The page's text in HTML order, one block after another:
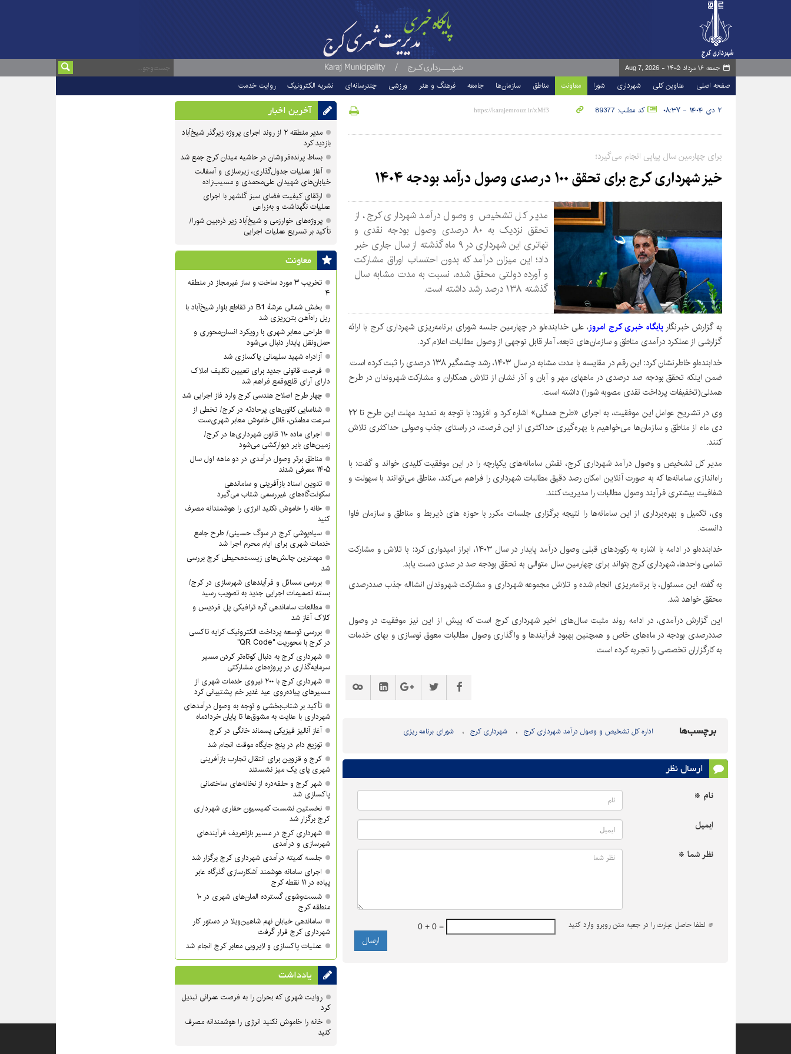
جمعه ۱۶ مرداد ۱۴۰۵ - Aug 7, 2026
صفحه اصلی عناوین کلی شهرداری شورا معاونت مناطق سازمان‌ها جامعه فرهنگ و هنر ورزشی چندرسانه‌ای نشریه الکترونیک روایت خدمت
۲ دی ۱۴۰۴ - ۰۸:۳۷ کد مطلب: 89377
برای چهارمین سال پیاپی انجام می‌گیرد؛
خیز شهرداری کرج برای تحقق ۱۰۰ درصدی وصول درآمد بودجه ۱۴۰۴
مدیر کل تشخیص و وصول درآمد شهرداری کرج، از
تحقق نزدیک به ۸۰ درصدی وصول بودجه نقدی و
تهاتری این شهرداری در ۹ ماه گذشته از سال جاری خبر
داد؛ این میزان درآمد که بدون احتساب اوراق مشارکت
و آورده دولتی محقق شده، نسبت به مدت مشابه سال
گذشته ۱۳۸ درصد رشد داشته است.
به گزارش خبرنگارپایگاه خبری کرج امروز، علی خدابنده‌لو در چهارمین جلسه شورای برنامه‌ریزی شهرداری کرج با ارائه
گزارشی از عملکرد درآمدی مناطق و سازمان‌های تابعه، آمار قابل توجهی از وصول مطالبات اعلام کرد.
خدابنده‌لو خاطرنشان کرد: این رقم در مقایسه با مدت مشابه در سال ۱۴۰۳، رشد چشمگیر ۱۳۸ درصدی را ثبت کرده است.
ضمن اینکه تحقق بودجه صد درصدی در ماههای مهر و آبان و آذر نشان از تلاش همکاران و مشارکت شهروندان در طرح
همدلی(تخفیفات پرداخت نقدی مصوبه شورا) داشته است.
وی در تشریح عوامل این موفقیت، به اجرای «طرح همدلی» اشاره کرد و افزود: با توجه به تمدید مهلت این طرح تا ۲۲
دی ماه از مناطق و سازمان‌ها می‌خواهیم با بهره‌گیری حداکثری از این فرصت، در راستای جذب وصولی حداکثری تلاش
کنند.
مدیر کل تشخیص و وصول درآمد شهرداری کرج، نقش سامانه‌های یکپارچه را در این موفقیت کلیدی خواند و گفت: با
راه‌اندازی سامانه‌ها که به صورت آنلاین امکان رصد دقیق مطالبات شهرداری را فراهم می‌کند، مناطق می‌توانند با سهولت و
شفافیت بیشتری فرآیند وصول مطالبات را مدیریت کنند.
وی، تکمیل و بهره‌برداری از این سامانه‌ها را نتیجه برگزاری جلسات مکرر با حوزه های ذیربط و مناطق و سازمان فاوا
دانست.
خدابنده‌لو در ادامه با اشاره به رکوردهای قبلی وصول درآمد پایدار در سال ۱۴۰۳، ابراز امیدواری کرد: با تلاش و مشارکت
تمامی واحدها، شهرداری کرج بتواند برای چهارمین سال متوالی به تحقق بودجه صد در صدی دست یابد.
به گفته این مسئول، با برنامه‌ریزی انجام شده و تلاش مجموعه شهرداری و مشارکت شهروندان انشااله جذب صددرصدی
محقق خواهد شد.
این گزارش درآمدی، در ادامه روند مثبت سال‌های اخیر شهرداری کرج است که پیش از این نیز موفقیت در وصول
صددرصدی بودجه در ماه‌های خاص و همچنین بهبود فرآیندها و واگذاری وصول مطالبات معوق نوسازی و بهای خدمات
به کارگزاران تخصصی را تجربه کرده است.
برچسب‌ها اداره کل تشخیص و وصول درآمد شهرداری کرج شهرداری کرج شورای برنامه ریزی
ارسال نظر
نام *
ایمیل
نظر شما *
* لطفا حاصل عبارت را در جعبه متن روبرو وارد کنید 0 + 0 =
آخرین اخبار
مدیر منطقه ۲ از روند اجرای پروژه زیرگذر شیخ‌آباد
بازدید کرد
بساط پرنده‌فروشان در حاشیه میدان کرج جمع شد
آغاز عملیات جدول‌گذاری، زیرسازی و آسفالت
خیابان‌های شهیدان علی‌محمدی و مسیب‌زاده
ارتقای کیفیت فضای سبز گلشهر با اجرای
عملیات نگهداشت و به‌زراعی
پروژه‌های خوارزمی و شیخ‌آباد زیر ذره‌بین شورا/
تأکید بر تسریع عملیات اجرایی
معاونت
تخریب ۳ مورد ساخت و ساز غیرمجاز در منطقه
۴
بخش شمالی عرشهٔ B1 در تقاطع بلوار شیخ‌آباد با
ریل راه‌آهن بتن‌ریزی شد
طراحی معابر شهری با رویکرد انسان‌محوری و
حمل‌ونقل پایدار دنبال می‌شود
آزادراه شهید سلیمانی پاکسازی شد
فرصت قانونی جدید برای تعیین تکلیف املاک
دارای آرای قلع‌وقمع فراهم شد
چهار طرح اصلاح هندسی کرج وارد فاز اجرایی شد
شناسایی کانون‌های پرحادثه در کرج/ تخطی از
سرعت مطمئن، قاتل خاموش معابر شهری‌ست
اجرای ماده ۱۱۰ قانون شهرداری‌ها در کرج/
زمین‌های بایر دیوارکشی می‌شود
مناطق برتر وصول درآمدی در دو ماهه اول سال
۱۴۰۵ معرفی شدند
تدوین اسناد بازآفرینی و ساماندهی
سکونت‌گاه‌های غیررسمی شتاب می‌گیرد
خانه را خاموش نکنید انرژی را هوشمندانه مصرف
کنید
سیاه‌پوشی کرج در سوگ حسینی/ طرح جامع
خدمات شهری برای ایام محرم اجرا شد
مهمترین چالش‌های زیست‌محیطی کرج بررسی
شد
بررسی مسائل و فرآیندهای شهرسازی در کرج/
بسته تصمیمات اجرایی جدید به تصویب رسید
مطالعات ساماندهی گره ترافیکی پل فردیس و
کلاک آغاز شد
بررسی توسعه پرداخت الکترونیک کرایه تاکسی
در کرج با محوریت "QR Code"
شهرداری کرج به دنبال کوتاه‌تر کردن مسیر
سرمایه‌گذاری در پروژه‌های مشارکتی
شهرداری کرج با ۲۰۰ نیروی خدمات شهری از
مسیرهای پیاده‌روی عید غدیر خم پشتیبانی کرد
تأکید بر شتاب‌بخشی و توجه به وصول درآمدهای
شهرداری با عنایت به مشوق‌ها تا پایان خردادماه
آغاز آنالیز فیزیکی پسماند خانگی در کرج
توزیع دام در پنج جایگاه موقت انجام شد
کرج و قزوین برای انتقال تجارب بازآفرینی
شهری پای یک میز نشستند
شهر کرج و حلقه‌دره از نخاله‌های ساختمانی
پاکسازی شد
نخستین نشست کمیسیون حفاری شهرداری
کرج برگزار شد
شهرداری کرج در مسیر بازتعریف فرآیندهای
شهرسازی و درآمدی
جلسه کمیته درآمدی شهرداری کرج برگزار شد
اجرای سامانه هوشمند آشکارسازی گذرگاه عابر
پیاده در ۱۱ نقطه کرج
شست‌وشوی گسترده المان‌های شهری در ۱۰
منطقه کرج
ساماندهی خیابان نهم شاهین‌ویلا در دستور کار
شهرداری کرج قرار گرفت
عملیات پاکسازی و لایروبی معابر کرج انجام شد
یادداشت
روایت شهری که بحران را به فرصت عمرانی تبدیل
کرد
خانه را خاموش نکنید انرژی را هوشمندانه مصرف
کنید